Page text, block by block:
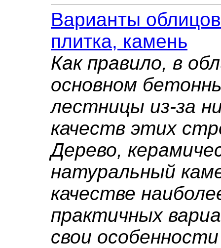
Варианты
плитка, камень
Как правило, в
основном
лестницы из-за
качеств этих
Дерево,
натуральный
качестве
практичных
свои